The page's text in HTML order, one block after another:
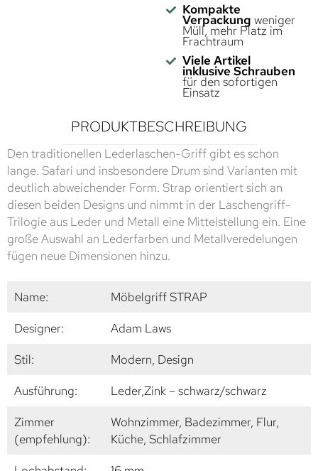
Kompakte
Verpackung weniger
Müll, mehr Platz im
Frachtraum
Viele Artikel
inklusive Schrauben
für den sofortigen
Einsatz
PRODUKTBESCHREIBUNG
Den traditionellen Lederlaschen-Griff gibt es schon
lange. Safari und insbesondere Drum sind Varianten mit
deutlich abweichender Form. Strap orientiert sich an
diesen beiden Designs und nimmt in der Laschengriff-
Trilogie aus Leder und Metall eine Mittelstellung ein. Eine
große Auswahl an Lederfarben und Metallveredelungen
fügen neue Dimensionen hinzu.
Name:
Möbelgriff STRAP
Designer:
Adam Laws
Stil:
Modern, Design
Ausführung:
Leder,Zink – schwarz/schwarz
Zimmer
(empfehlung):
Wohnzimmer, Badezimmer, Flur,
Küche, Schlafzimmer